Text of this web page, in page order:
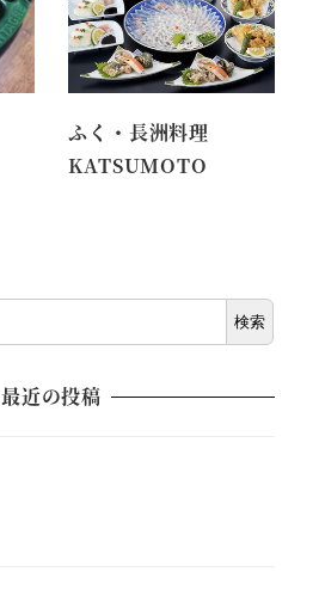
ふく・長洲料理
KATSUMOTO
検索
最近の投稿